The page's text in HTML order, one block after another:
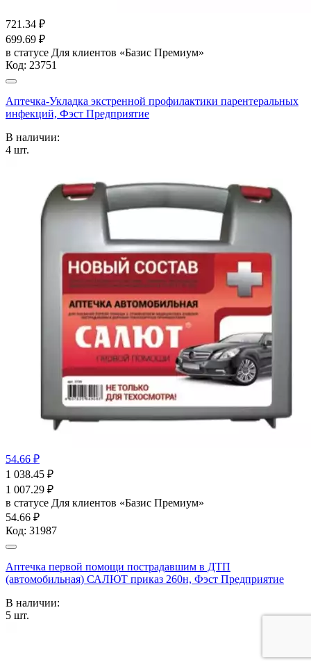
721.34 ₽
699.69 ₽
в статусе Для клиентов «Базис Премиум»
Код: 23751
Аптечка-Укладка экстренной профилактики парентеральных
инфекций, Фэст Предприятие
В наличии:
4 шт.
54.66 ₽
1 038.45 ₽
1 007.29 ₽
в статусе Для клиентов «Базис Премиум»
54.66 ₽
Код: 31987
Аптечка первой помощи пострадавшим в ДТП
(автомобильная) САЛЮТ приказ 260н, Фэст Предприятие
В наличии:
5 шт.